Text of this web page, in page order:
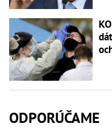
ODPORÚČAME